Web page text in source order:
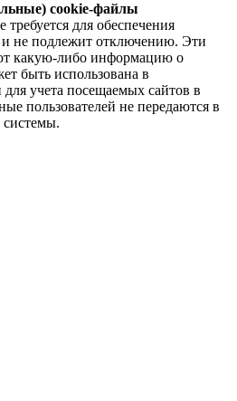
cookie-файлы
для обеспечения
не подлежит отключению. Эти
какую-либо информацию о
быть использована в
учета посещаемых сайтов в
пользователей не передаются в
системы.